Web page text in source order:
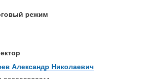
режим
Александр Николаевич